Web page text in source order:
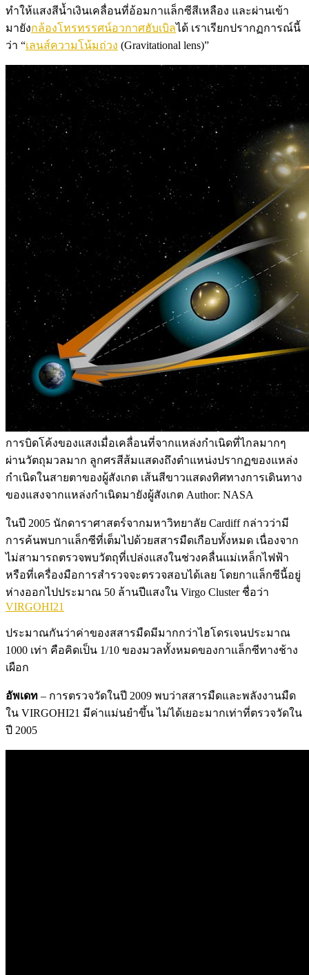
ทำให้แสงสีน้ำเงินเคลื่อนที่อ้อมกาแล็กซีสีเหลือง และผ่านเข้า
มายังกล้องโทรทรรศน์อวกาศฮับเบิลได้ เราเรียกปรากฏการณ์นี้
ว่า “เลนส์ความโน้มถ่วง (Gravitational lens)”
การบิดโค้งของแสงเมื่อเคลื่อนที่จากแหล่งกำเนิดที่ไกลมากๆ
ผ่านวัตถุมวลมาก ลูกศรสีส้มแสดงถึงตำแหน่งปรากฏของแหล่ง
กำเนิดในสายตาของผู้สังเกต เส้นสีขาวแสดงทิศทางการเดินทาง
ของแสงจากแหล่งกำเนิดมายังผู้สังเกต Author: NASA
ในปี 2005 นักดาราศาสตร์จากมหาวิทยาลัย Cardiff กล่าวว่ามี
การค้นพบกาแล็กซีที่เต็มไปด้วยสสารมืดเกือบทั้งหมด เนื่องจาก
ไม่สามารถตรวจพบวัตถุที่เปล่งแสงในช่วงคลื่นแม่เหล็กไฟฟ้า
หรือที่เครื่องมือการสำรวจจะตรวจสอบได้เลย โดยกาแล็กซีนี้อยู่
ห่างออกไปประมาณ 50 ล้านปีแสงใน Virgo Cluster ชื่อว่า
VIRGOHI21
ประมาณกันว่าค่าของสสารมืดมีมากกว่าไฮโดรเจนประมาณ
1000 เท่า คือคิดเป็น 1/10 ของมวลทั้งหมดของกาแล็กซีทางช้าง
เผือก
อัพเดท – การตรวจวัดในปี 2009 พบว่าสสารมืดและพลังงานมืด
ใน VIRGOHI21 มีค่าแม่นยำขึ้น ไม่ได้เยอะมากเท่าที่ตรวจวัดใน
ปี 2005